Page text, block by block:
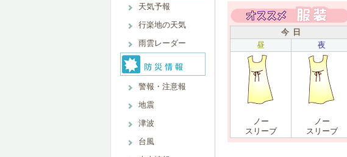
天気予報
行楽地の天気
雨雲レーダー
警報・注意報
地震
津波
台風
今 日
昼
夜
ノー
スリーブ
ノー
スリーブ